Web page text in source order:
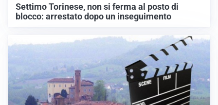
Settimo Torinese, non si ferma al posto di
blocco: arrestato dopo un inseguimento